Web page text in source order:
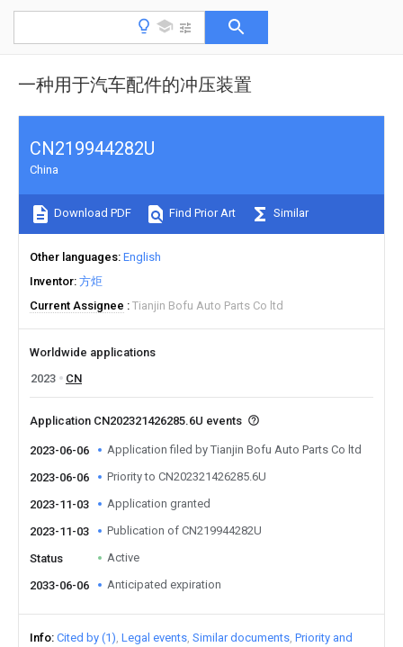
一种用于汽车配件的冲压装置
CN219944282U
China
Download PDF Find Prior Art Similar
Other languages English
Inventor 方炬
Current Assignee
Tianjin Bofu Auto Parts Co ltd
Worldwide applications
2023
CN
Application CN202321426285.6U events
2023-06-06 Application filed by Tianjin Bofu Auto Parts Co ltd
2023-06-06 Priority to CN202321426285.6U
2023-11-03 Application granted
2023-11-03 Publication of CN219944282U
Status Active
2033-06-06 Anticipated expiration
Info Cited by (1) Legal events Similar documents Priority and